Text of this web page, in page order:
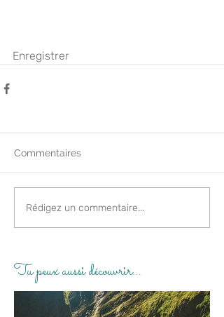
Enregistrer
Commentaires
Rédigez un commentaire...
Tu peux aussi découvrir…